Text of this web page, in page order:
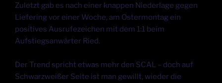
Zuletzt gab es nach einer knappen Niederlage gegen
Liefering vor einer Woche, am Ostermontag ein
positives Ausrufezeichen mit dem 1:1 beim
Aufstiegsanwärter Ried.
Der Trend spricht etwas mehr den SCAL – doch auf
Schwarzweißer Seite ist man gewillt, wieder die